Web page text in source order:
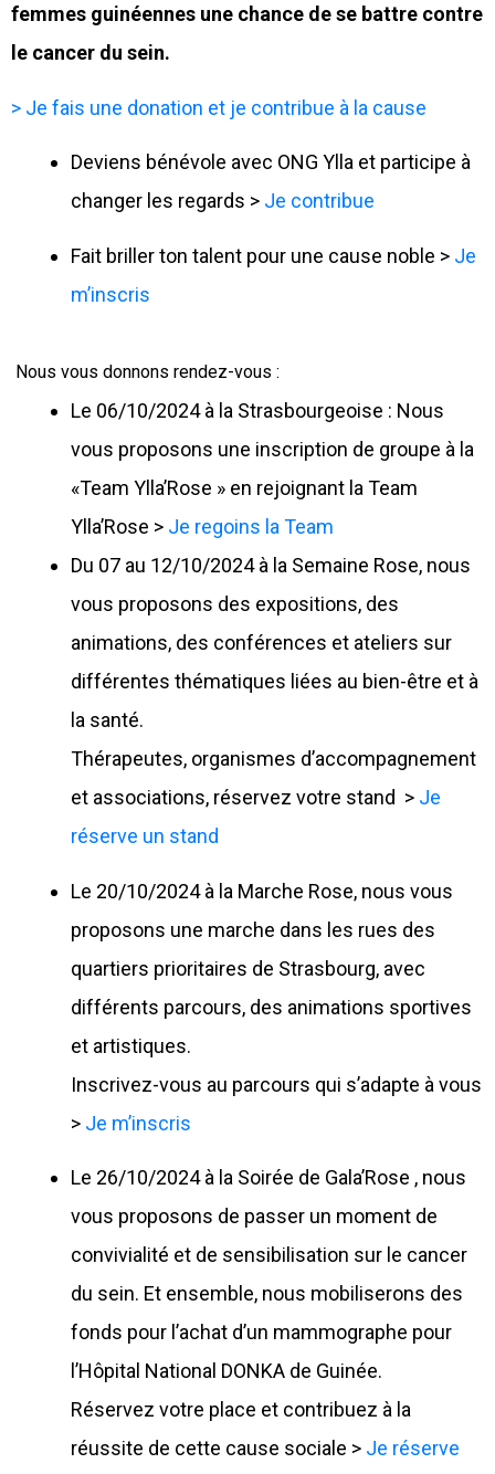
femmes guinéennes une chance de se battre contre
le cancer du sein.
> Je fais une donation et je contribue à la cause
Deviens bénévole avec ONG Ylla et participe à
changer les regards > Je contribue
Fait briller ton talent pour une cause noble > Je
m’inscris
Nous vous donnons rendez-vous :
Le 06/10/2024 à la Strasbourgeoise : Nous
vous proposons une inscription de groupe à la
«Team Ylla’Rose » en rejoignant la Team
Ylla’Rose > Je regoins la Team
Du 07 au 12/10/2024 à la Semaine Rose, nous
vous proposons des expositions, des
animations, des conférences et ateliers sur
différentes thématiques liées au bien-être et à
la santé.
Thérapeutes, organismes d’accompagnement
et associations, réservez votre stand > Je
réserve un stand
Le 20/10/2024 à la Marche Rose, nous vous
proposons une marche dans les rues des
quartiers prioritaires de Strasbourg, avec
différents parcours, des animations sportives
et artistiques.
Inscrivez-vous au parcours qui s’adapte à vous
> Je m’inscris
Le 26/10/2024 à la Soirée de Gala’Rose , nous
vous proposons de passer un moment de
convivialité et de sensibilisation sur le cancer
du sein. Et ensemble, nous mobiliserons des
fonds pour l’achat d’un mammographe pour
l’Hôpital National DONKA de Guinée.
Réservez votre place et contribuez à la
réussite de cette cause sociale > Je réserve